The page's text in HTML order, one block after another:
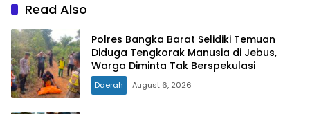
Read Also
Polres Bangka Barat Selidiki Temuan
Diduga Tengkorak Manusia di Jebus,
Warga Diminta Tak Berspekulasi
Daerah August 6, 2026